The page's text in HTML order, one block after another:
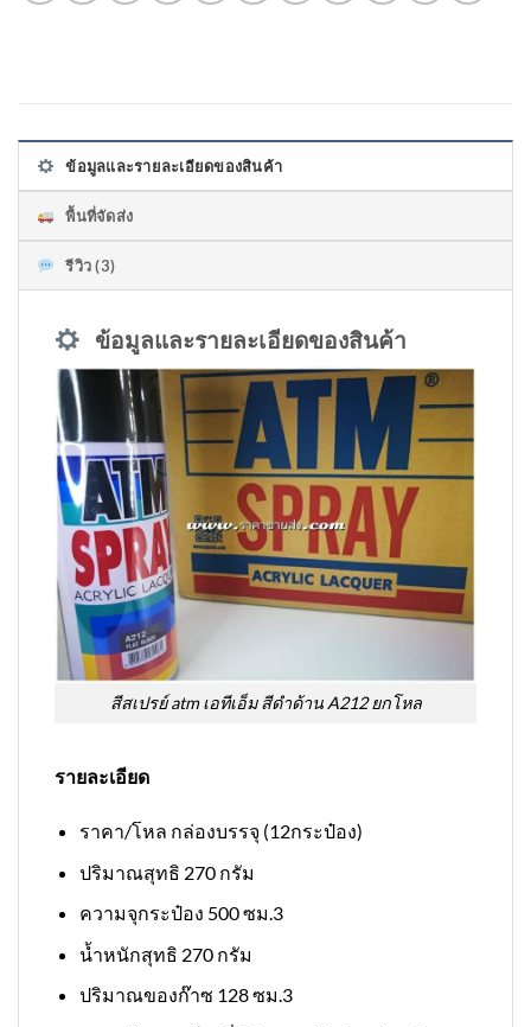
ข้อมูลและรายละเอียดของสินค้า
พื้นที่จัดส่ง
รีวิว (3)
ข้อมูลและรายละเอียดของสินค้า
สีสเปรย์ atm เอทีเอ็ม สีดำด้าน A212 ยกโหล
รายละเอียด
ราคา/โหล กล่องบรรจุ (12กระป๋อง)
ปริมาณสุทธิ 270 กรัม
ความจุกระป๋อง 500 ซม.3
น้ำหนักสุทธิ 270 กรัม
ปริมาณของก๊าซ 128 ซม.3